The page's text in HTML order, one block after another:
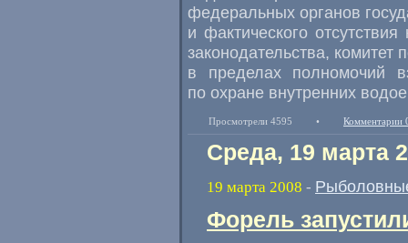
федеральных органов
и фактического
законодательства,
в пределах полномочий
по охране внутренних
Просмотрели 4595 • Комментарии
Среда, 19 марта
19 марта 2008 -
Форель